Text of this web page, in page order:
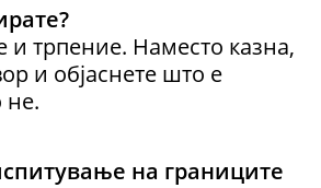
трпение. Наместо казна,
и објаснете што е
не.
на границите